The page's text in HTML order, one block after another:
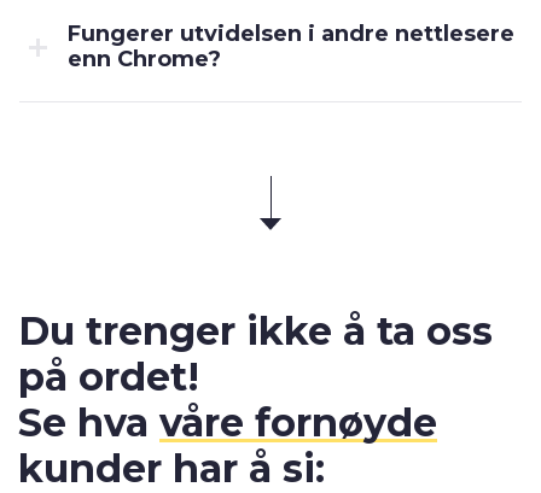
Fungerer utvidelsen i andre nettlesere
enn Chrome?
Du trenger ikke å ta oss
på ordet!
Se hva våre fornøyde
kunder har å si: